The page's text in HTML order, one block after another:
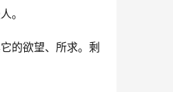
。
的欲望、所求。剩